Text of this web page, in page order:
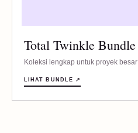
Total Twinkle Bundle
Koleksi lengkap untuk proyek besar
LIHAT BUNDLE ↗